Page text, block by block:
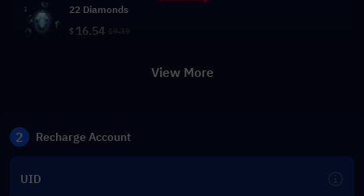
22 Diamonds
$ 16.54
View More
2 Recharge Account
UID